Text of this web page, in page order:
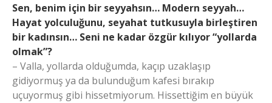
Sen, benim için bir seyyahsın… Modern seyyah…
Hayat yolculuğunu, seyahat tutkusuyla birleştiren
bir kadınsın… Seni ne kadar özgür kılıyor “yollarda
olmak”?
– Valla, yollarda olduğumda, kaçıp uzaklaşıp
gidiyormuş ya da bulunduğum kafesi bırakıp
uçuyormuş gibi hissetmiyorum. Hissettiğim en büyük